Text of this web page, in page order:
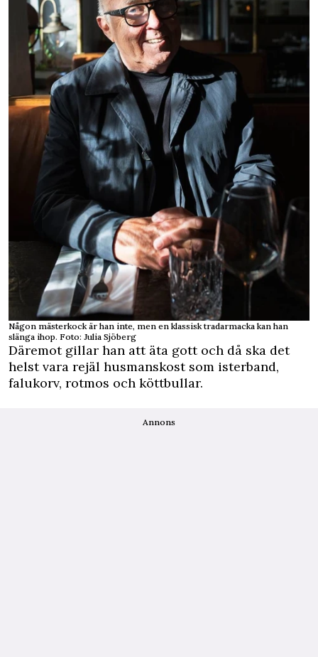
Någon mästerkock är han inte, men en klassisk tradarmacka kan han
slänga ihop. Foto: Julia Sjöberg
Däremot gillar han att äta gott och då ska det
helst vara rejäl husmanskost som isterband,
falukorv, rotmos och köttbullar.
Annons